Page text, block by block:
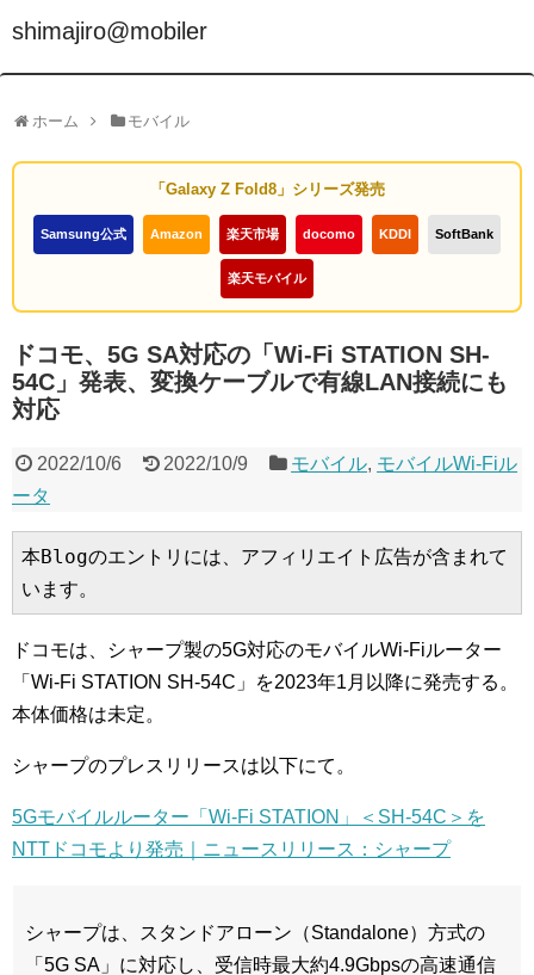
shimajiro@mobiler
ホーム モバイル
「Galaxy Z Fold8」シリーズ発売
Samsung公式 Amazon 楽天市場 docomo KDDI SoftBank
楽天モバイル
ドコモ、5G SA対応の「Wi-Fi STATION SH-
54C」発表、変換ケーブルで有線LAN接続にも
対応
2022/10/6 2022/10/9 モバイル, モバイルWi-Fiル
ータ
本Blogのエントリには、アフィリエイト広告が含まれて
います。
ドコモは、シャープ製の5G対応のモバイルWi-Fiルーター
「Wi-Fi STATION SH-54C」を2023年1月以降に発売する。
本体価格は未定。
シャープのプレスリリースは以下にて。
5Gモバイルルーター「Wi-Fi STATION」＜SH-54C＞を
NTTドコモより発売｜ニュースリリース：シャープ
シャープは、スタンドアローン（Standalone）方式の
「5G SA」に対応し、受信時最大約4.9Gbpsの高速通信